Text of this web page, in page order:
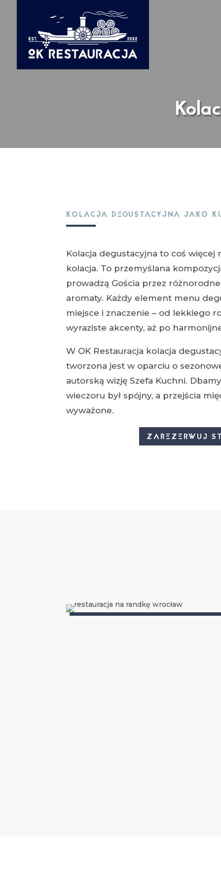
KOLACJA DEGUSTACYJNA JAKO
Kolacja degustacyjna to coś więcej
kolacja. To przemyślana
prowadzą Gościa przez
aromaty. Każdy element menu
miejsce i znaczenie – od lekkiego
wyraziste akcenty, aż po
W OK Restauracja kolacja
tworzona jest w oparciu o
autorską wizję Szefa Kuchni.
wieczoru był spójny, a przejścia
wyważone.
ZAREZERWUJ